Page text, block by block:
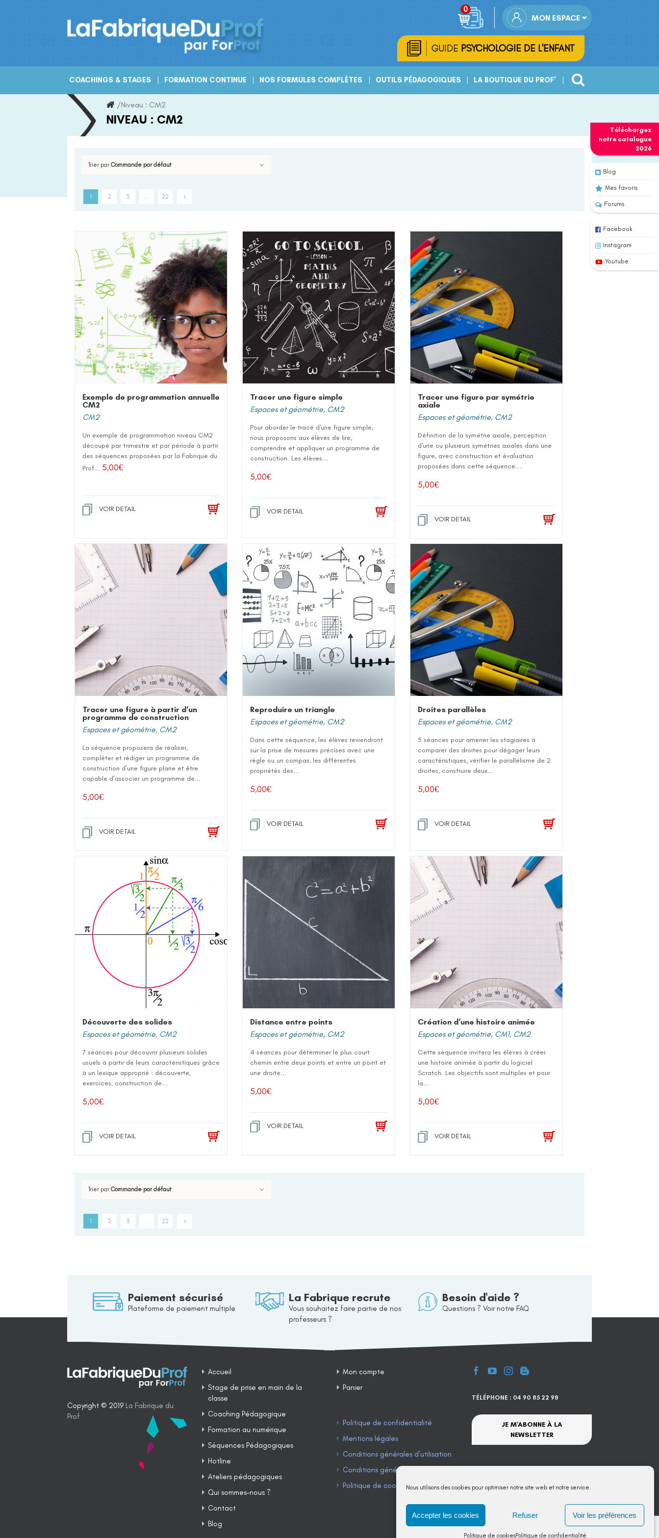
Nous utilisons des cookies pour optimiser notre site web et notre service.
Accepter les cookies Refuser Voir les préférences
Politique de cookiesPolitique de confidentialité
Téléchargez
notre catalogue
2026
Blog
Mes favoris
Forums
Facebook
Instagram
Youtube
Skip
to
MON ESPACE
GUIDE PSYCHOLOGIE DE L'ENFANT
COACHINGS & STAGES FORMATION CONTINUE NOS FORMULES COMPLÈTES OUTILS PÉDAGOGIQUES LA BOUTIQUE DU PROF’
/Niveau : CM2
NIVEAU : CM2
Trier par Commande par défaut
1 2 3 … 22
Exemple de programmation annuelle
CM2
CM2
Un exemple de programmation niveau CM2
découpé par trimestre et par période à partir
des séquences proposées par la Fabrique du
Prof... 5,00€
VOIR DETAIL
Tracer une figure simple
Espaces et géométrie, CM2
Pour aborder le tracé d'une figure simple,
nous proposons aux élèves de lire,
comprendre et appliquer un programme de
construction. Les élèves...
5,00€
VOIR DETAIL
Tracer une figure par symétrie
axiale
Espaces et géométrie, CM2
Définition de la symétrie axiale, perception
d'une ou plusieurs symétries axiales dans une
figure, avec construction et évaluation
proposées dans cette séquence....
5,00€
VOIR DETAIL
Tracer une figure à partir d’un
programme de construction
Espaces et géométrie, CM2
La séquence proposera de réaliser,
compléter et rédiger un programme de
construction d’une figure plane et être
capable d’associer un programme de...
5,00€
VOIR DETAIL
Reproduire un triangle
Espaces et géométrie, CM2
Dans cette séquence, les élèves reviendront
sur la prise de mesures précises avec une
règle ou un compas, les différentes
propriétés des...
5,00€
VOIR DETAIL
Droites parallèles
Espaces et géométrie, CM2
5 séances pour amener les stagiaires à
comparer des droites pour dégager leurs
caractéristiques, vérifier le parallélisme de 2
droites, construire deux...
5,00€
VOIR DETAIL
Découverte des solides
Espaces et géométrie, CM2
7 séances pour découvrir plusieurs solides
usuels à partir de leurs caractéristiques grâce
à un lexique approprié : découverte,
exercices, construction de...
5,00€
VOIR DETAIL
Distance entre points
Espaces et géométrie, CM2
4 séances pour déterminer le plus court
chemin entre deux points et entre un point et
une droite...
5,00€
VOIR DETAIL
Création d’une histoire animée
Espaces et géométrie, CM1, CM2
Cette séquence invitera les élèves à créer
une histoire animée à partir du logiciel
Scratch. Les objectifs sont multiples et pour
la...
5,00€
VOIR DETAIL
Trier par Commande par défaut
1 2 3 … 22
Paiement sécurisé
Plateforme de paiement multiple
La Fabrique recrute
Vous souhaitez faire partie de nos
professeurs ?
Besoin d'aide ?
Questions ? Voir notre FAQ
Copyright © 2019 La Fabrique du
Prof
Accueil
Stage de prise en main de la
classe
Coaching Pédagogique
Formation au numérique
Séquences Pédagogiques
Hotline
Ateliers pédagogiques
Qui sommes-nous ?
Contact
Blog
Mon compte
Panier
Politique de confidentialité
Mentions légales
Conditions générales d’utilisation
Conditions générales de vente
Politique de cookies (UE)
TÉLÉPHONE : 04 90 85 22 98
JE M'ABONNE À LA
NEWSLETTER